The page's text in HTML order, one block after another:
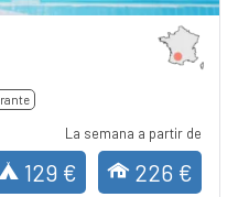
La semana a partir de
129 € 226 €